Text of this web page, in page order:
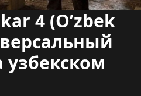
4 (O’zbek
узбекском